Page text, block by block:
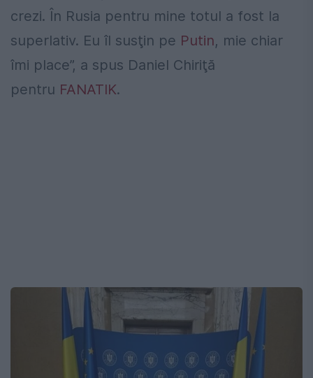
crezi. În Rusia pentru mine totul a fost la
superlativ. Eu îl susţin pe Putin, mie chiar
îmi place”, a spus Daniel Chiriţă
pentru FANATIK.